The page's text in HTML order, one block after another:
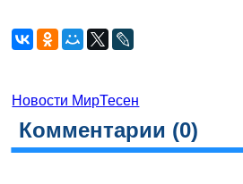
Новости МирТесен
Комментарии (0)